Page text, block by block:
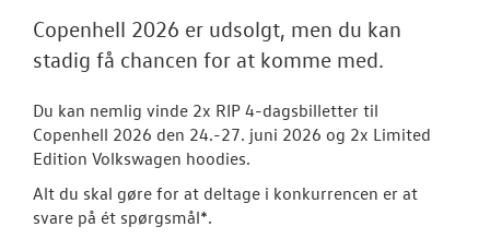
OM OS
Copenhell 2026 er udsolgt, men du kan
stadig få chancen for at komme med.
Du kan nemlig vinde 2x RIP 4-dagsbilletter til
Copenhell 2026 den 24.-27. juni 2026 og 2x Limited
Edition Volkswagen hoodies.
Alt du skal gøre for at deltage i konkurrencen er at
svare på ét spørgsmål*.